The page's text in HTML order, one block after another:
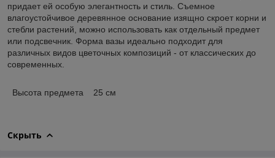
придает ей особую элегантность и стиль. Съемное
влагоустойчивое деревянное основание изящно скроет корни и
стебли растений, можно использовать как отдельный предмет
или подсвечник. Форма вазы идеально подходит для
различных видов цветочных композиций - от классических до
современных.
Высота предмета 25 см
Скрыть